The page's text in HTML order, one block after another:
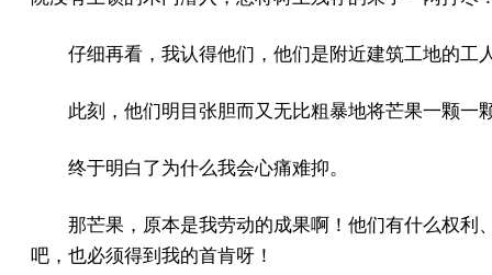
仔细再看，我认得他们，他们是附近建筑工地的工
此刻，他们明目张胆而又无比粗暴地将芒果一颗一
终于明白了为什么我会心痛难抑。
那芒果，原本是我劳动的成果啊！他们有什么权利
吧，也必须得到我的首肯呀！